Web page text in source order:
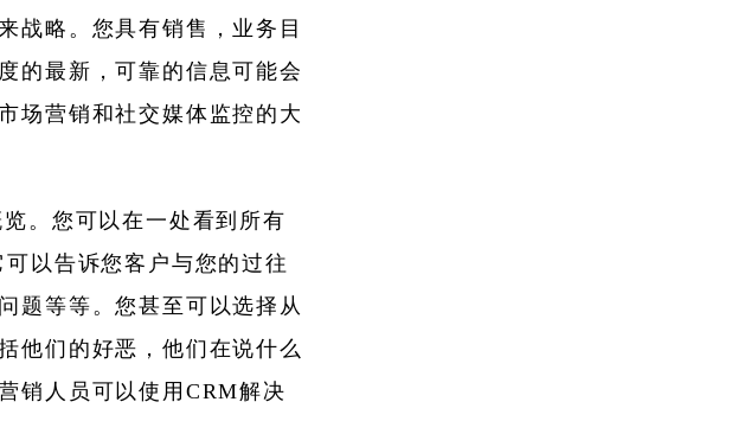
战略。您具有销售，业务目
的最新，可靠的信息可能会
场营销和社交媒体监控的大
。您可以在一处看到所有
以告诉您客户与您的过往
题等等。您甚至可以选择从
他们的好恶，他们在说什么
销人员可以使用CRM解决